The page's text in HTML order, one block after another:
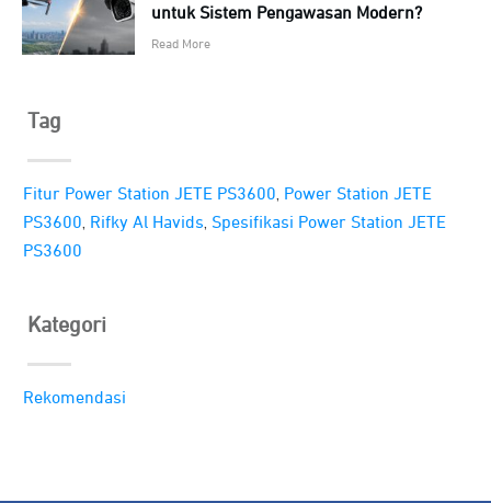
untuk Sistem Pengawasan Modern?
Read More
Tag
Fitur Power Station JETE PS3600
Power Station JETE
PS3600
Rifky Al Havids Spesifikasi Power Station JETE
PS3600
Kategori
Rekomendasi